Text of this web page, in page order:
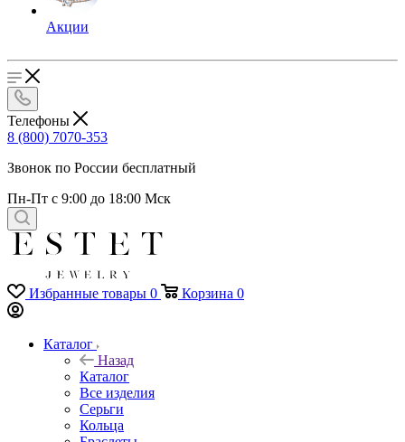
Акции
Телефоны
8 (800) 7070-353
Звонок по России бесплатный
Пн-Пт с 9:00 до 18:00 Мск
Избранные товары 0 Корзина 0
Каталог
Назад
Каталог
Все изделия
Серьги
Кольца